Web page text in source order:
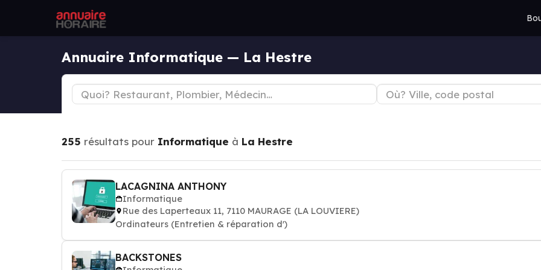
Annuaire Informatique — La Hestre
255 résultats pour Informatique à La Hestre
LACAGNINA ANTHONY
Informatique
Rue des Laperteaux 11, 7110 MAURAGE (LA LOUVIERE)
Ordinateurs (Entretien & réparation d')
BACKSTONES